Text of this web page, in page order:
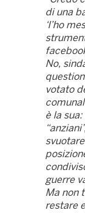
di una
‘l’ho
No,
votato
è la
guerre
Ma non
restare